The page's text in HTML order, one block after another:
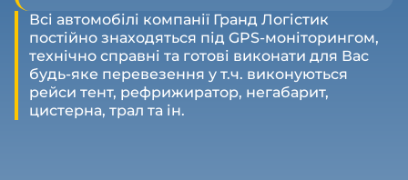
Всі автомобілі компанії Гранд Логістик
постійно знаходяться під GPS-моніторингом,
технічно справні та готові виконати для Вас
будь-яке перевезення у т.ч. виконуються
рейси тент, рефрижиратор, негабарит,
цистерна, трал та ін.